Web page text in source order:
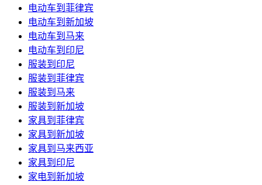
电动车到菲律宾
电动车到新加坡
电动车到马来
电动车到印尼
服装到印尼
服装到菲律宾
服装到马来
服装到新加坡
家具到菲律宾
家具到新加坡
家具到马来西亚
家具到印尼
家电到新加坡